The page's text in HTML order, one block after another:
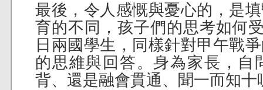
最後，令人感慨與憂心的，是
育的不同，孩子們的思考如何
日兩國學生，同樣針對甲午戰
的思維與回答。身為家長，自
背、還是融會貫通、聞一而知十